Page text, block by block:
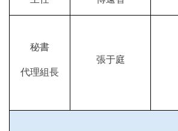
秘書
代理組長
張于庭